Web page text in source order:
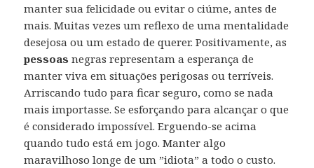
manter sua felicidade ou evitar o ciúme, antes de
mais. Muitas vezes um reflexo de uma mentalidade
desejosa ou um estado de querer. Positivamente, as
pessoas negras representam a esperança de
manter viva em situações perigosas ou terríveis.
Arriscando tudo para ficar seguro, como se nada
mais importasse. Se esforçando para alcançar o que
é considerado impossível. Erguendo-se acima
quando tudo está em jogo. Manter algo
maravilhoso longe de um ”idiota” a todo o custo.